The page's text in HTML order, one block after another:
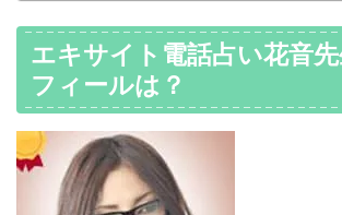
エキサイト電話占い花音
フィールは？